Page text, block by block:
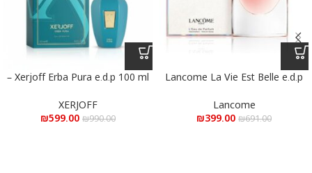
Lancome La Vie Est Belle e.d.p
100 מ”ל
Lancome
₪691.00
₪399.00
Xerjoff Erba Pura e.d.p 100 ml –
XERJOFF
₪990.00
₪599.00